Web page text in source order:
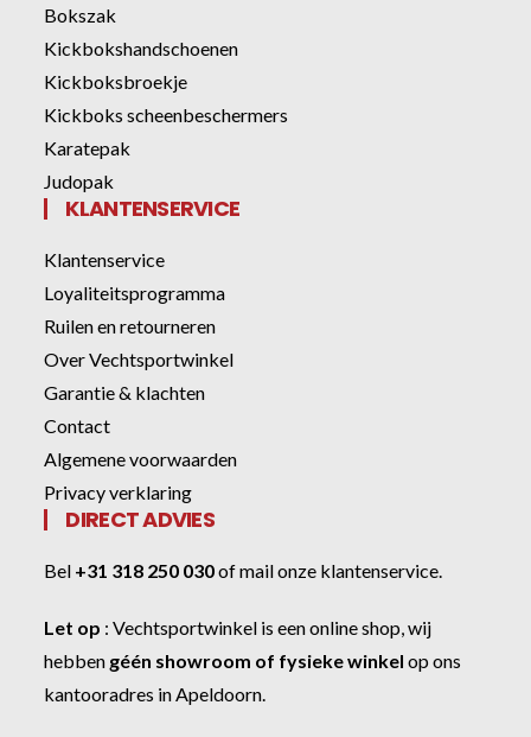
Bokszak
Kickbokshandschoenen
Kickboksbroekje
Kickboks scheenbeschermers
Karatepak
Judopak
KLANTENSERVICE
Klantenservice
Loyaliteitsprogramma
Ruilen en retourneren
Over Vechtsportwinkel
Garantie & klachten
Contact
Algemene voorwaarden
Privacy verklaring
DIRECT ADVIES
Bel +31 318 250 030ofmail onze klantenservice.
Let op :Vechtsportwinkel is een online shop, wij
hebben géén showroom of fysieke winkel op ons
kantooradres in Apeldoorn.